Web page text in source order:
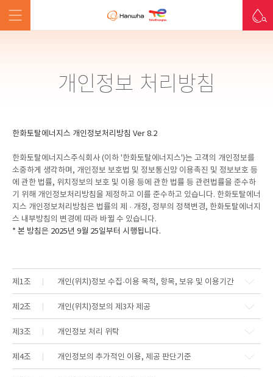
개인정보 처리방침
한화토탈에너지스 개인정보처리방침 Ver 8.2
한화토탈에너지스주식회사 (이하 '한화토탈에너지스')는 고객의 개인정보를
소중하게 생각하며, 개인정보 보호법 및 정보통신망 이용촉진 및 정보보호 등
에 관한 법률, 위치정보의 보호 및 이용 등에 관한 법률 등 관련법률을 준수하
기 위해 개인정보처리방침을 제정하고 이를 준수하고 있습니다. 한화토탈에너
지스 개인정보처리방침은 법률의 제 · 개정, 정부의 정책변경, 한화토탈에너지
스 내부방침의 변경에 따라 바뀔 수 있습니다.
* 본 방침은 2025년 9월 25일부터 시행됩니다.
제1조 개인(위치)정보 수집·이용 목적, 항목, 보유 및 이용기간
제2조 개인(위치)정보의 제3자 제공
제3조 개인정보 처리 위탁
제4조 개인정보의 추가적인 이용, 제공 판단기준